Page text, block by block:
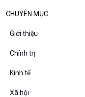
CHUYÊN MỤC
Giới thiệu
Chính trị
Kinh tế
Xã hội